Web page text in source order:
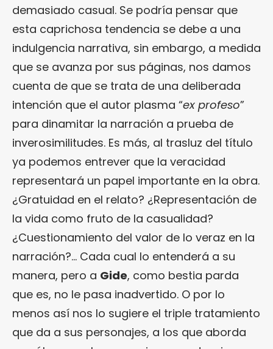
demasiado casual. Se podría pensar que
esta caprichosa tendencia se debe a una
indulgencia narrativa, sin embargo, a medida
que se avanza por sus páginas, nos damos
cuenta de que se trata de una deliberada
intención que el autor plasma “ex profeso”
para dinamitar la narración a prueba de
inverosimilitudes. Es más, al trasluz del título
ya podemos entrever que la veracidad
representará un papel importante en la obra.
¿Gratuidad en el relato? ¿Representación de
la vida como fruto de la casualidad?
¿Cuestionamiento del valor de lo veraz en la
narración?… Cada cual lo entenderá a su
manera, pero a Gide, como bestia parda
que es, no le pasa inadvertido. O por lo
menos así nos lo sugiere el triple tratamiento
que da a sus personajes, a los que aborda